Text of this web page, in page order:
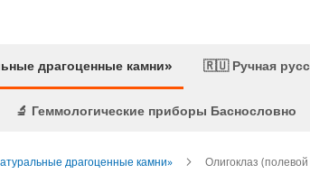
драгоценные камни» 🇷🇺 Ручная
🔬 Геммологические приборы Баснословно
драгоценные камни» Олигоклаз